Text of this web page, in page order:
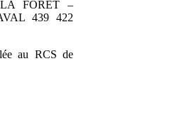
FORET –
439 422
au RCS de